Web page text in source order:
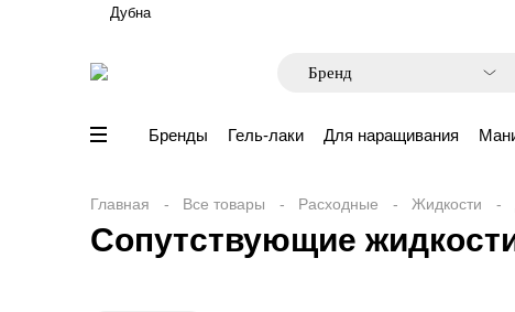
Дубна
Бренды Гель-лаки Для наращивания
Главная Все товары Расходные Жидкости
Сопутствующие